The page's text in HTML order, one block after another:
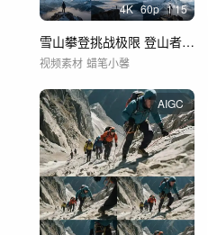
4K 60p 1'15
雪山攀登挑战极限 登山者的巅峰时刻
视频素材 蜡笔小馨
AIGC